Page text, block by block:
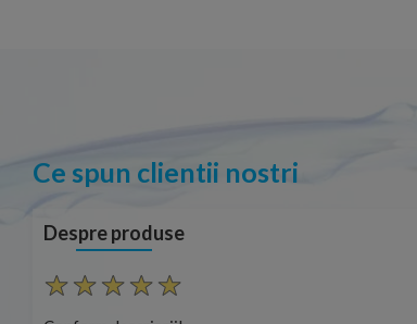
Ce spun clientii nostri
Despre produse